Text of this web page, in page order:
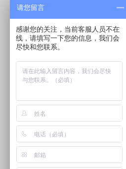
请您留言
感谢您的关注，当前客服人员不在
线，请填写一下您的信息，我们会
尽快和您联系。